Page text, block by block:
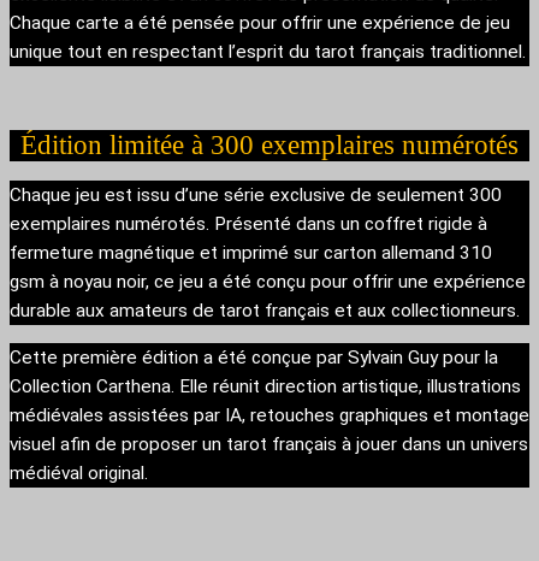
Chaque carte a été pensée pour offrir une expérience de jeu
unique tout en respectant l’esprit du tarot français traditionnel.
Édition limitée à 300 exemplaires numérotés
Chaque jeu est issu d’une série exclusive de seulement 300
exemplaires numérotés. Présenté dans un coffret rigide à
fermeture magnétique et imprimé sur carton allemand 310
gsm à noyau noir, ce jeu a été conçu pour offrir une expérience
durable aux amateurs de tarot français et aux collectionneurs.
Cette première édition a été conçue par Sylvain Guy pour la
Collection Carthena. Elle réunit direction artistique, illustrations
médiévales assistées par IA, retouches graphiques et montage
visuel afin de proposer un tarot français à jouer dans un univers
médiéval original.